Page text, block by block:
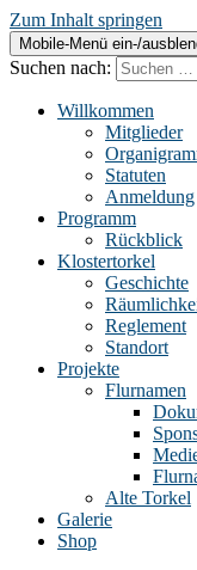
Zum Inhalt springen
Mobile-Menü ein-/
Suchen nach:
Willkommen
Mitglieder
Statuten
Anmeldung
Programm
Rückblick
Klostertorkel
Geschichte
Reglement
Standort
Projekte
Flurnamen
Alte Torkel
Galerie
Shop